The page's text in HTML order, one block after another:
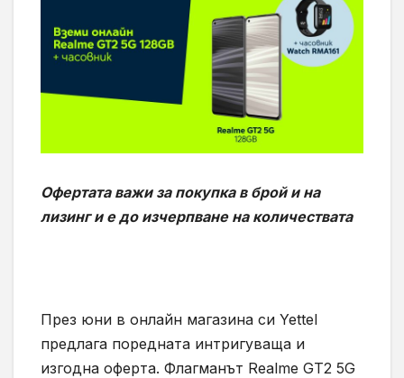
Офертата важи за покупка в брой и на
лизинг и е до изчерпване на количествата
През юни в онлайн магазина си Yettel
предлага поредната интригуваща и
изгодна оферта. Флагманът Realme GT2 5G